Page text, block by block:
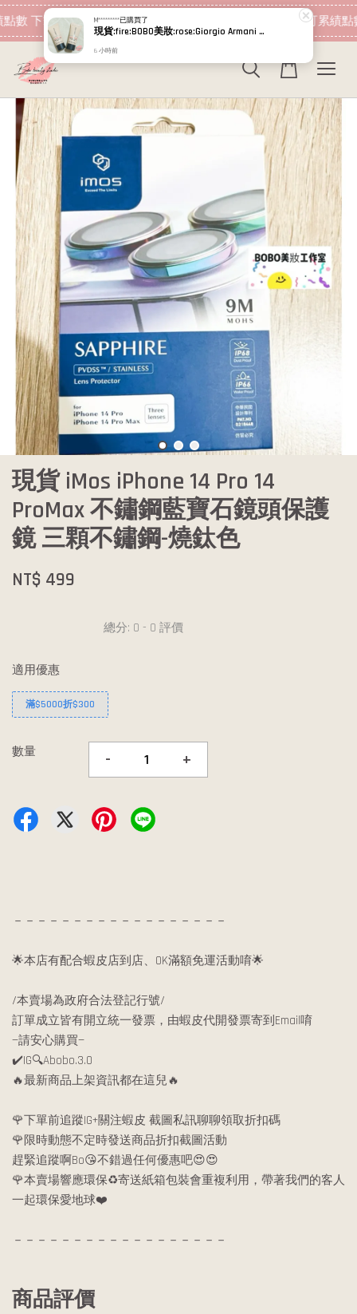
數 下筆消費即可折抵 現在去購物！ 加入會員 消費即可累績點
現貨 iMos iPhone 14 Pro 14
ProMax 不鏽鋼藍寶石鏡頭保護
鏡 三顆不鏽鋼-燒鈦色
NT$ 499
總分: 0 - 0 評價
適用優惠
滿$5000折$300
數量 - +
－－－－－－－－－－－－－－－－－－
🌟本店有配合蝦皮店到店、OK滿額免運活動唷🌟
/本賣場為政府合法登記行號/
訂單成立皆有開立統一發票，由蝦皮代開發票寄到Email唷
—請安心購買—
✔️IG🔍Abobo.3.0
🔥最新商品上架資訊都在這兒🔥
🌹下單前追蹤IG+關注蝦皮 截圖私訊聊聊領取折扣碼
🌹限時動態不定時發送商品折扣截圖活動
趕緊追蹤啊Bo😘不錯過任何優惠吧😍😍
🌹本賣場響應環保♻️寄送紙箱包裝會重複利用，帶著我們的客人
一起環保愛地球❤️
－－－－－－－－－－－－－－－－－－
商品評價
M*********已購買了
現貨:fire:BOBO美妝:rose:Giorgio Armani 高訂完美絲絨水慕斯粉底PRO 5ml 超持妝絲絨水慕斯 小樣 GA
6 小時前